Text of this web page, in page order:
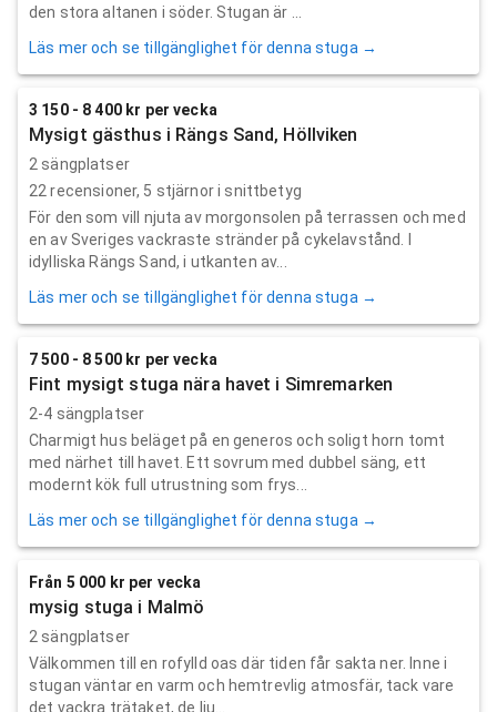
den stora altanen i söder. Stugan är ...
Läs mer och se tillgänglighet för denna stuga →
3 150 - 8 400 kr per vecka
Mysigt gästhus i Rängs Sand, Höllviken
2 sängplatser
22 recensioner, 5 stjärnor i snittbetyg
För den som vill njuta av morgonsolen på terrassen och med
en av Sveriges vackraste stränder på cykelavstånd. I
idylliska Rängs Sand, i utkanten av...
Läs mer och se tillgänglighet för denna stuga →
7 500 - 8 500 kr per vecka
Fint mysigt stuga nära havet i Simremarken
2-4 sängplatser
Charmigt hus beläget på en generos och soligt horn tomt
med närhet till havet. Ett sovrum med dubbel säng, ett
modernt kök full utrustning som frys...
Läs mer och se tillgänglighet för denna stuga →
Från 5 000 kr per vecka
mysig stuga i Malmö
2 sängplatser
Välkommen till en rofylld oas där tiden får sakta ner. Inne i
stugan väntar en varm och hemtrevlig atmosfär, tack vare
det vackra trätaket, de lju...